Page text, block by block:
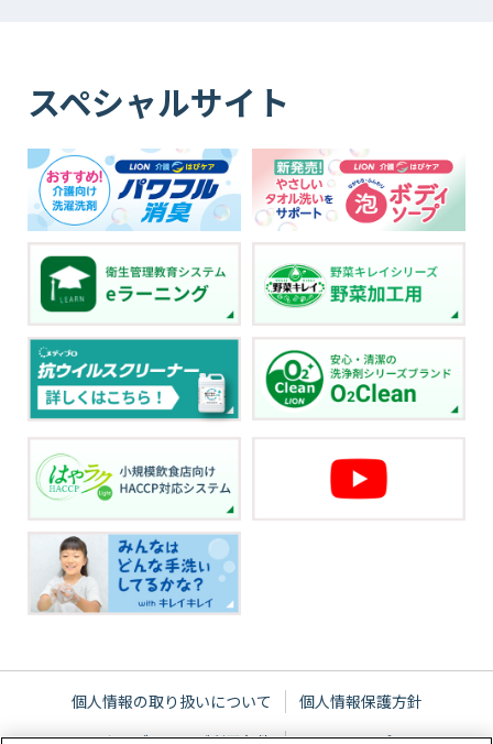
スペシャルサイト
個人情報の取り扱いについて
個人情報保護方針